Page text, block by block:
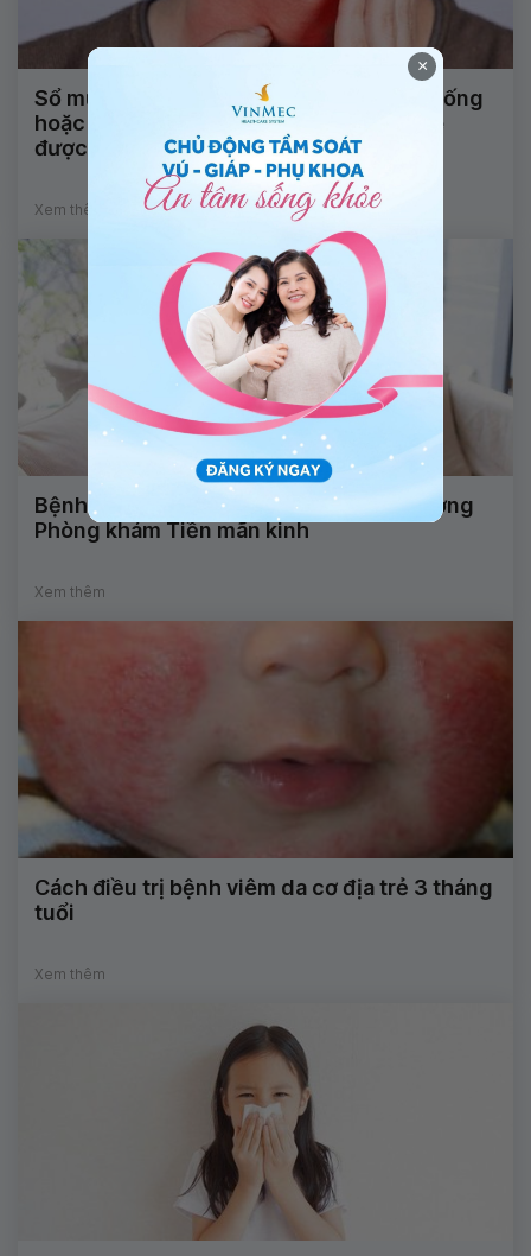
Sổ mũi và ho kèm đau đầu, rát họng có uống
hoặc ăn những thứ liên quan đến cà phê
được không?
Xem thêm
Bệnh viện Vinmec Central Park khai trương
Phòng khám Tiền mãn kinh
Xem thêm
Cách điều trị bệnh viêm da cơ địa trẻ 3 tháng
tuổi
Xem thêm
×